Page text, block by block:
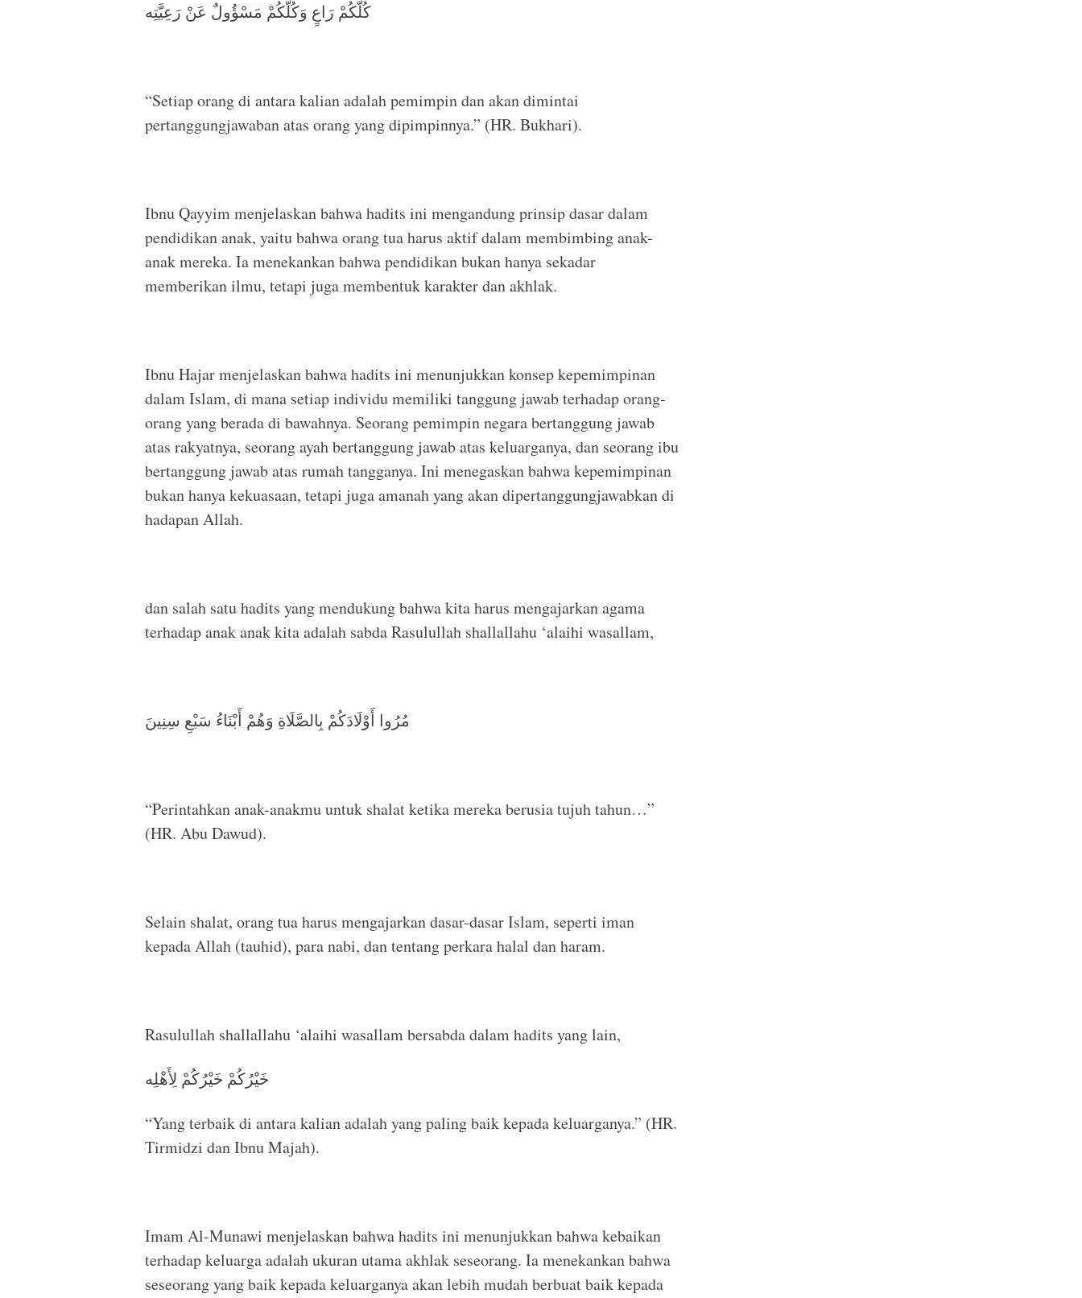
كُلُّكُمْ رَاعٍ وَكُلُّكُمْ مَسْؤُولٌ عَنْ رَعِيَّتِه
“Setiap orang di antara kalian adalah pemimpin dan akan dimintai
pertanggungjawaban atas orang yang dipimpinnya.” (HR. Bukhari).
Ibnu Qayyim menjelaskan bahwa hadits ini mengandung prinsip dasar dalam
pendidikan anak, yaitu bahwa orang tua harus aktif dalam membimbing anak-
anak mereka. Ia menekankan bahwa pendidikan bukan hanya sekadar
memberikan ilmu, tetapi juga membentuk karakter dan akhlak.
Ibnu Hajar menjelaskan bahwa hadits ini menunjukkan konsep kepemimpinan
dalam Islam, di mana setiap individu memiliki tanggung jawab terhadap orang-
orang yang berada di bawahnya. Seorang pemimpin negara bertanggung jawab
atas rakyatnya, seorang ayah bertanggung jawab atas keluarganya, dan seorang ibu
bertanggung jawab atas rumah tangganya. Ini menegaskan bahwa kepemimpinan
bukan hanya kekuasaan, tetapi juga amanah yang akan dipertanggungjawabkan di
hadapan Allah.
dan salah satu hadits yang mendukung bahwa kita harus mengajarkan agama
terhadap anak anak kita adalah sabda Rasulullah shallallahu ‘alaihi wasallam,
مُرُوا أَوْلَادَكُمْ بِالصَّلَاةِ وَهُمْ أَبْنَاءُ سَبْعِ سِنِينَ
“Perintahkan anak-anakmu untuk shalat ketika mereka berusia tujuh tahun…”
(HR. Abu Dawud).
Selain shalat, orang tua harus mengajarkan dasar-dasar Islam, seperti iman
kepada Allah (tauhid), para nabi, dan tentang perkara halal dan haram.
Rasulullah shallallahu ‘alaihi wasallam bersabda dalam hadits yang lain,
خَيْرُكُمْ خَيْرُكُمْ لِأَهْلِه
“Yang terbaik di antara kalian adalah yang paling baik kepada keluarganya.” (HR.
Tirmidzi dan Ibnu Majah).
Imam Al-Munawi menjelaskan bahwa hadits ini menunjukkan bahwa kebaikan
terhadap keluarga adalah ukuran utama akhlak seseorang. Ia menekankan bahwa
seseorang yang baik kepada keluarganya akan lebih mudah berbuat baik kepada